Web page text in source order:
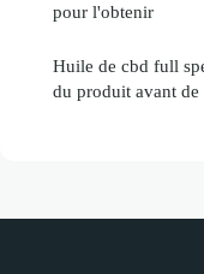
pour l'obtenir
Huile de cbd full
du produit avant de